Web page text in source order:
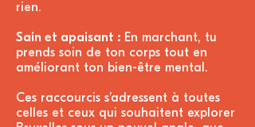
rien.
Sain et apaisant : En marchant, tu
prends soin de ton corps tout en
améliorant ton bien-être mental.
Ces raccourcis s’adressent à toutes
celles et ceux qui souhaitent explorer